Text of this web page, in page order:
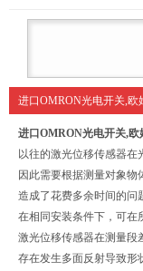
进口OMRON光电开关,欧
进口OMRON光电开关,欧
以往的激光位移传感器在
因此需要根据测量对象物
造成了花费多余时间的问
在相同安装条件下，可在
激光位移传感器在测量段
存在发生多面反射导致形